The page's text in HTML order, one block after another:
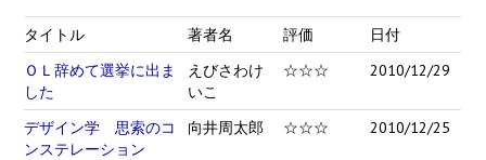
タイトル 著者名 評価
日付
ＯＬ辞めて選挙に出ま
した
えびさわけ
いこ
☆☆☆ 2010/12/29
デザイン学 思索のコ
ンステレーション
向井周太郎 ☆☆☆ 2010/12/25